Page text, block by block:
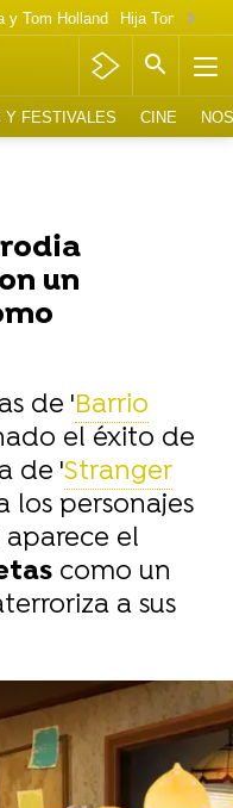
y Tom Holland Hija Tom
Y FESTIVALES CINE
un
de 'Barrio
el éxito de
de 'Stranger
los personajes
aparece el
como un
a sus